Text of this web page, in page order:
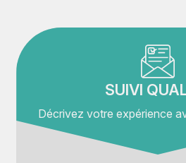
SUIVI
Décrivez votre expérience